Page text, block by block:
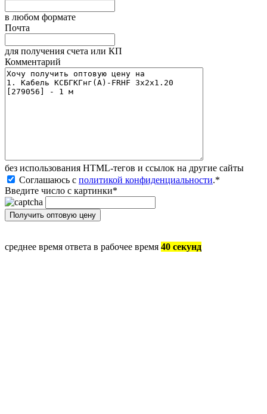
в любом формате
Почта
для получения счета или КП
Комментарий
без иcпользования HTML-тегов и ссылок на другие сайты
Соглашаюсь с политикой конфиденциальности.*
Введите число с картинки*
среднее время ответа в рабочее время 40 секунд